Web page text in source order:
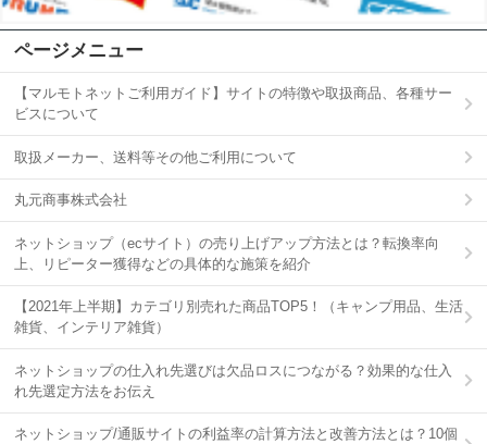
ページメニュー
【マルモトネットご利用ガイド】サイトの特徴や取扱商品、各種サー
ビスについて
取扱メーカー、送料等その他ご利用について
丸元商事株式会社
ネットショップ（ecサイト）の売り上げアップ方法とは？転換率向
上、リピーター獲得などの具体的な施策を紹介
【2021年上半期】カテゴリ別売れた商品TOP5！（キャンプ用品、生活
雑貨、インテリア雑貨）
ネットショップの仕入れ先選びは欠品ロスにつながる？効果的な仕入
れ先選定方法をお伝え
ネットショップ/通販サイトの利益率の計算方法と改善方法とは？10個